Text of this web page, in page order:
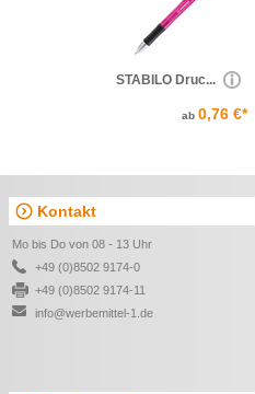
STABILO Druc...
ab 0,76 €*
Kontakt
Mo bis Do von 08 - 13 Uhr
+49 (0)8502 9174-0
+49 (0)8502 9174-11
info@werbemittel-1.de